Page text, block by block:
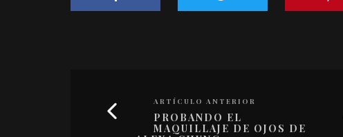
ARTÍCULO ANTERIOR
PROBANDO EL
MAQUILLAJE DE OJOS DE